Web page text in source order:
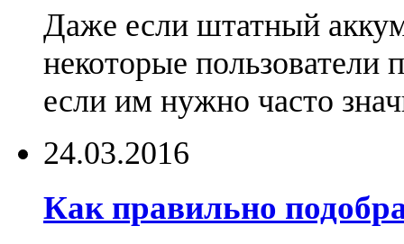
Даже если штатный
некоторые пользователи
если им нужно часто
24.03.2016
Как правильно